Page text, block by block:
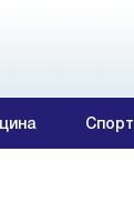
Спорт